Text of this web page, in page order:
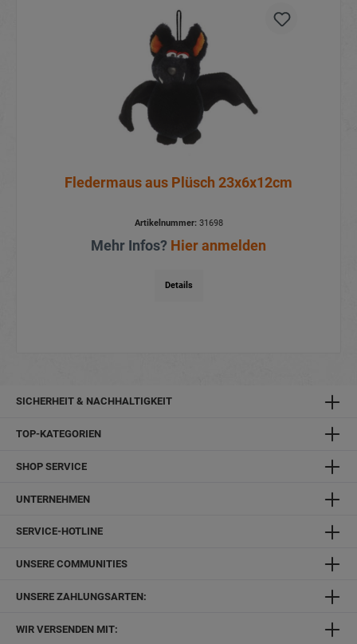
Fledermaus aus Plüsch 23x6x12cm
Artikelnummer:31698
Mehr Infos? Hier anmelden
Details
SICHERHEIT & NACHHALTIGKEIT
TOP-KATEGORIEN
SHOP SERVICE
UNTERNEHMEN
SERVICE-HOTLINE
UNSERE COMMUNITIES
UNSERE ZAHLUNGSARTEN:
WIR VERSENDEN MIT: